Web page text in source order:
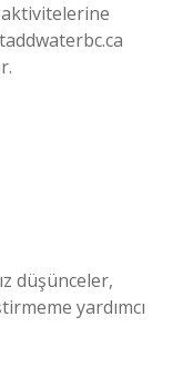
düşünceler,
yardımcı